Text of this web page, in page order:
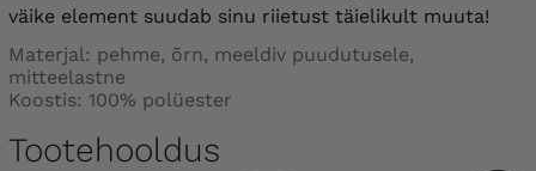
väike element suudab sinu riietust täielikult muuta!
Materjal: pehme, õrn, meeldiv puudutusele,
mitteelastne
Koostis: 100% polüester
Tootehooldus